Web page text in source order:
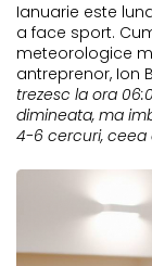
Ianuarie este
a face sport.
meteorologice
antreprenor, Ion
trezesc la ora
dimineata, ma
4-6 cercuri, ceea